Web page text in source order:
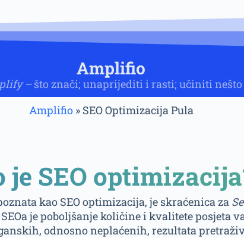
Amplifio
–što znači; unaprijediti i rasti; učiniti
Amplifio» SEO Optimizacija Pula
je SEO
kao SEO optimizacija, je skraćenica za
je poboljšanje količine i kvalitete posjeta
odnosno neplaćenih, rezultata